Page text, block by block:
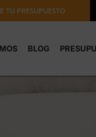
TU PRESUPUESTO
BLOG